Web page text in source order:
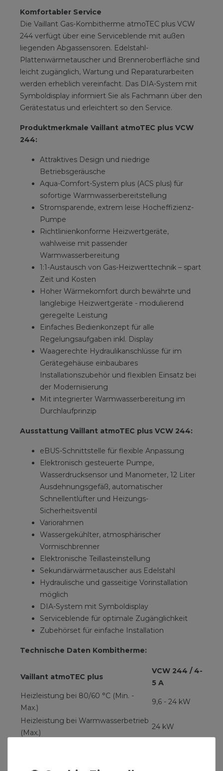
Komfortabler Service
Die Vaillant Gas-Kombitherme atmoTEC plus VCW
244 verfügt über eine Serviceblende mit außen
liegenden Abgassensoren. Edelstahl-
Plattenwärmetauscher und Brenneroberfläche sind
leicht zugänglich, Wartung und Reparaturarbeiten
werden erheblich vereinfacht. Das DIA-System mit
Symboldisplay informiert Sie als Fachmann über den
Gerätestatus und erleichtert so den Service.
Produktmerkmale Vaillant atmoTEC plus VCW
244:
Attraktives Design und niedrige
Betriebsgeräusche
Aqua-Comfort-System plus (ACS plus) für
sofortige Warmwasserbereitstellung
Stromsparende, extrem leise Hocheffizienz-
Pumpe
Richtlinienkonforme Heizwertgeräte,
wahlweise mit passender
Warmwasserbereitung
1:1-Austausch von Gas-Heizwerttechnik – spart
Zeit und Kosten
Hoher Wärmekomfort durch bewährte und
langlebige Heizwertgeräte - modulierend
geregelte Leistung
Einfaches Bedienkonzept für alle
Regelungsaufgaben inkl. Display
Waagerechte Hydraulikanschlüsse für im
Gerätegehäuse einbaubares
Installationszubehör und flexiblen Einsatz bei
der Modernisierung
Mit integrierter Warmwasserbereitung im
Durchlaufprinzip
Ausstattung Vaillant atmoTEC plus VCW 244:
eBUS-Schnittstelle für flexible Anpassung
Elektronisch gesteuerte Pumpe,
Wasserdrucksensor und Manometer, 12 Liter
Ausdehnungsgefäß, automatischer
Schnellentlüfter und Heizungs-
Sicherheitsventil
Variorahmen
Wassergekühlter, atmosphärischer
Vormischbrenner
Elektronische Teillasteinstellung
Sekundärwärmetauscher aus Edelstahl
Hydraulische und gasseitige Vorinstallation
möglich
DIA-System mit Symboldisplay
Serviceblende für optimale Zugänglichkeit
Zubehörset für einfache Installation
Technische Daten Kombitherme:
Vaillant atmoTEC plus
VCW 244 / 4-
5 A
Heizleistung bei 80/60 °C (Min. -
Max.)
9,6 - 24 kW
Heizleistung bei Warmwasserbetrieb
(Max.)
24 kW